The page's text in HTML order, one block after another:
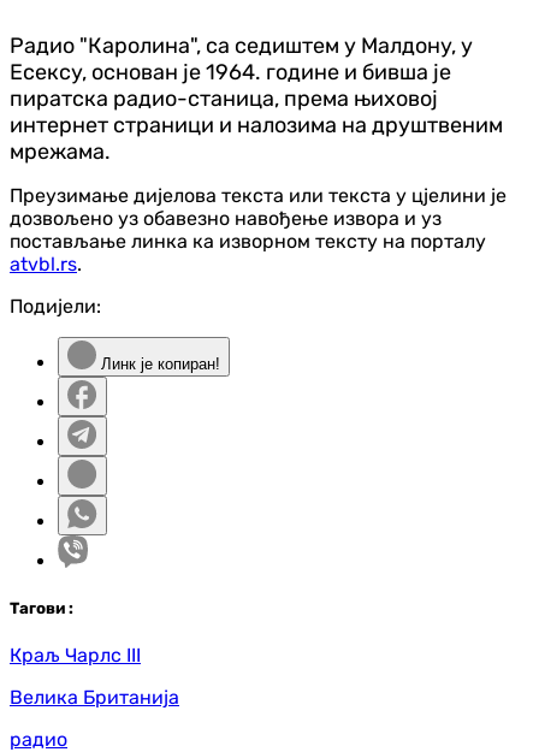
Радио "Каролина", са седиштем у Малдону, у
Есексу, основан је 1964. године и бивша је
пиратска радио-станица, према њиховој
интернет страници и налозима на друштвеним
мрежама.
Преузимање дијелова текста или текста у цјелини је
дозвољено уз обавезно навођење извора и уз
постављање линка ка изворном тексту на порталу
atvbl.rs.
Подијели:
Линк је копиран!
Тагови :
Краљ Чарлс III
Велика Британија
радио